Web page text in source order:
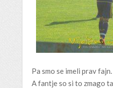
Pa smo se imeli prav fajn.
A fantje so si to zmago